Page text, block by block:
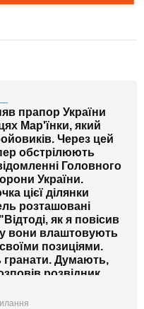
прапор України
Мар'їнки, який
Через цей
обстрілюють
Головного
України.
цієї ділянки
розташовані
як я повісив
вони влаштовують
позиціями.
гранати. Думають,
розвідник,